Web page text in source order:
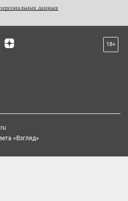
данных
18+
«Взгляд»